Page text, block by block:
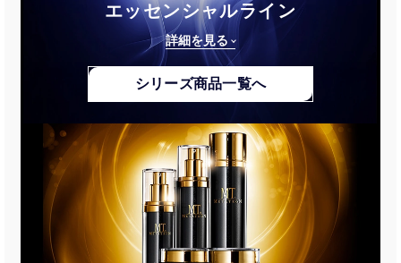
エッセンシャルライン
詳細を見る
シリーズ商品一覧へ